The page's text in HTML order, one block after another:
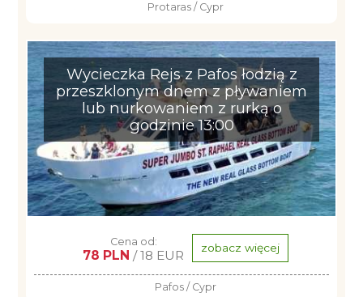
Protaras / Cypr
Wycieczka Rejs z Pafos łodzią z
przeszklonym dnem z pływaniem
lub nurkowaniem z rurką o
godzinie 13:00
Cena od:
78 PLN / 18 EUR zobacz więcej
Pafos / Cypr